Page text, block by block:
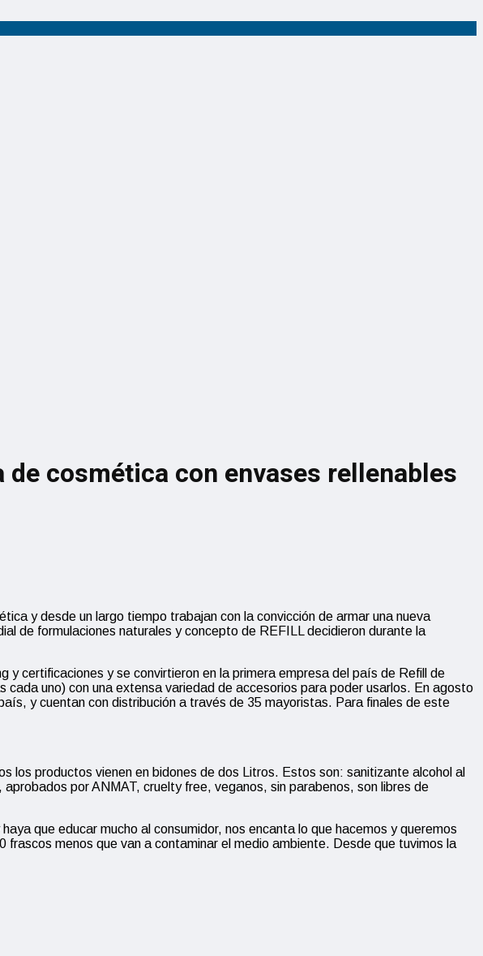
cosmética con envases rellenables
y desde un largo tiempo trabajan con la convicción de armar una nueva
de formulaciones naturales y concepto de REFILL decidieron durante la
y certificaciones y se convirtieron en la primera empresa del país de Refill de
uno) con una extensa variedad de accesorios para poder usarlos. En agosto
y cuentan con distribución a través de 35 mayoristas. Para finales de este
los productos vienen en bidones de dos Litros. Estos son: sanitizante alcohol al
por ANMAT, cruelty free, veganos, sin parabenos, son libres de
que educar mucho al consumidor, nos encanta lo que hacemos y queremos
menos que van a contaminar el medio ambiente. Desde que tuvimos la